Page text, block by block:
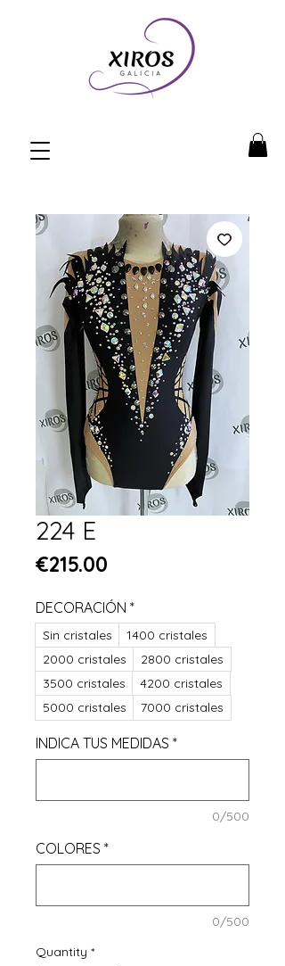
224 E
€215.00
DECORACIÓN *
Sin cristales
1400 cristales
2000 cristales
2800 cristales
3500 cristales
4200 cristales
5000 cristales
7000 cristales
INDICA TUS MEDIDAS *
0/500
COLORES *
0/500
Quantity *